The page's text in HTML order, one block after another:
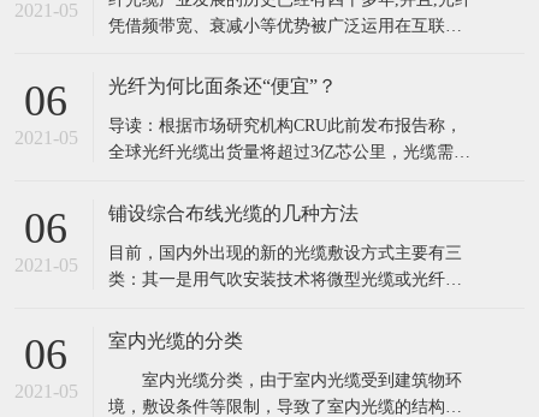
2021-05
凭借频带宽、衰减小等优势被广泛运用在互联
网络信息都使用光纤光缆进行传输,光纤已经成为
产业的发展对我国的信息化建设有着重要意义。
我国的光纤光缆产业发展历史也已经有三十多年
06
2021-05
光纤为何比面条还“便宜”？
导读：根据市场研究机构CRU此前发布报告称，
全球光纤光缆出货量将超过3亿芯公里，光缆需求
由此也带来了低价竞争以次充好的非理性市场现
球光纤光缆出货量将超过3亿芯公里，光缆需求量
超过2．85亿芯公里。这将导致
06
2021-05
铺设综合布线光缆的几种方法
目前，国内外出现的新的光缆敷设方式主要有三
类：其一是用气吹安装技术将微型光缆或光纤
在水泥路面上开槽，将微型光缆布放在路槽内；
装用光缆 气吹敷设方式即是利用压缩空气的高速
气流将微缆吹入指定的管道中。气吹敷设方式
06
2021-05
室内光缆的分类
室内光缆分类，由于室内光缆受到建筑物环
境，敷设条件等限制，导致了室内光缆的结构设